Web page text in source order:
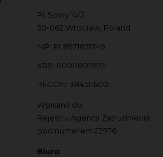
Pl. Solny 14/3
50-062 Wrocław, Poland
NIP: PL8971871345
KRS: 0000805955
REGON: 384511600
Wpisana do
Rejestru Agencji Zatrudnienia
pod numerem 22976
Biuro